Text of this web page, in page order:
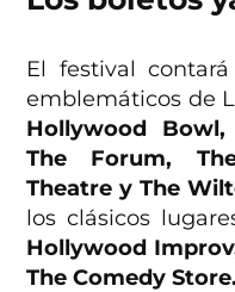
El festival
emblemáticos de
Hollywood Bowl,
The Forum,
Theatre y The
los clásicos
Hollywood
The Comedy Store.